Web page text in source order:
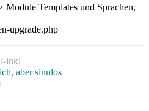
Templates und Sprachen,
upgrade.php
inkl
aber sinnlos